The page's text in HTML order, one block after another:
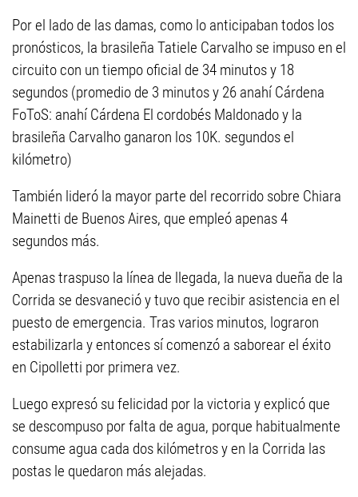
Por el lado de las damas, como lo anticipaban todos los
pronósticos, la brasileña Tatiele Carvalho se impuso en el
circuito con un tiempo oficial de 34 minutos y 18
segundos (promedio de 3 minutos y 26 anahí Cárdena
FoToS: anahí Cárdena El cordobés Maldonado y la
brasileña Carvalho ganaron los 10K. segundos el
kilómetro)
También lideró la mayor parte del recorrido sobre Chiara
Mainetti de Buenos Aires, que empleó apenas 4
segundos más.
Apenas traspuso la línea de llegada, la nueva dueña de la
Corrida se desvaneció y tuvo que recibir asistencia en el
puesto de emergencia. Tras varios minutos, lograron
estabilizarla y entonces sí comenzó a saborear el éxito
en Cipolletti por primera vez.
Luego expresó su felicidad por la victoria y explicó que
se descompuso por falta de agua, porque habitualmente
consume agua cada dos kilómetros y en la Corrida las
postas le quedaron más alejadas.